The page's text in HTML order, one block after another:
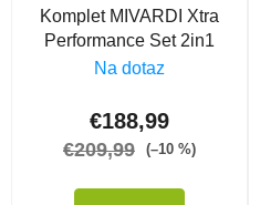
Komplet MIVARDI Xtra
Performance Set 2in1
Na dotaz
€188,99
€209,99 (–10 %)